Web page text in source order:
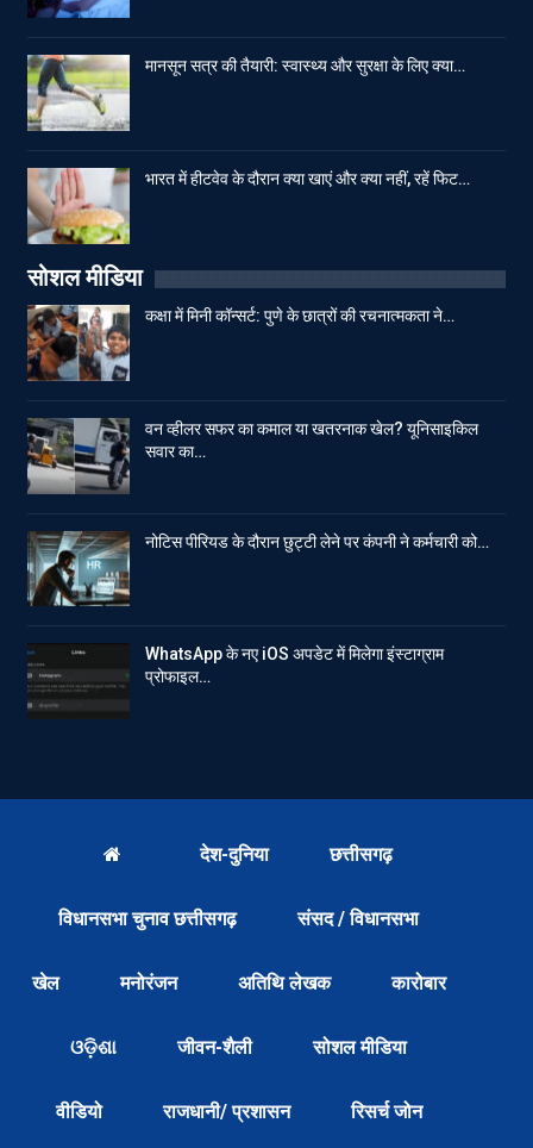
मानसून सत्र की तैयारी: स्वास्थ्य और सुरक्षा के लिए क्या…
भारत में हीटवेव के दौरान क्या खाएं और क्या नहीं, रहें फिट…
सोशल मीडिया
कक्षा में मिनी कॉन्सर्ट: पुणे के छात्रों की रचनात्मकता ने…
वन व्हीलर सफर का कमाल या खतरनाक खेल? यूनिसाइकिल
सवार का…
नोटिस पीरियड के दौरान छुट्टी लेने पर कंपनी ने कर्मचारी को…
WhatsApp के नए iOS अपडेट में मिलेगा इंस्टाग्राम
प्रोफाइल…
देश-दुनिया छत्तीसगढ़
विधानसभा चुनाव छत्तीसगढ़ संसद / विधानसभा
खेल मनोरंजन अतिथि लेखक कारोबार
ଓଡ଼ିଶା जीवन-शैली सोशल मीडिया
वीडियो राजधानी/ प्रशासन रिसर्च जोन